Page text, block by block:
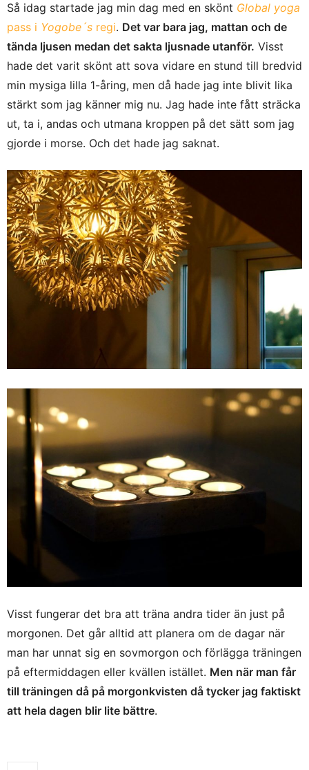
Så idag startade jag min dag med en skönt Global yoga
pass i Yogobe´s regi. Det var bara jag, mattan och de
tända ljusen medan det sakta ljusnade utanför. Visst
hade det varit skönt att sova vidare en stund till bredvid
min mysiga lilla 1-åring, men då hade jag inte blivit lika
stärkt som jag känner mig nu. Jag hade inte fått sträcka
ut, ta i, andas och utmana kroppen på det sätt som jag
gjorde i morse. Och det hade jag saknat.
Visst fungerar det bra att träna andra tider än just på
morgonen. Det går alltid att planera om de dagar när
man har unnat sig en sovmorgon och förlägga träningen
på eftermiddagen eller kvällen istället. Men när man får
till träningen då på morgonkvisten då tycker jag faktiskt
att hela dagen blir lite bättre.